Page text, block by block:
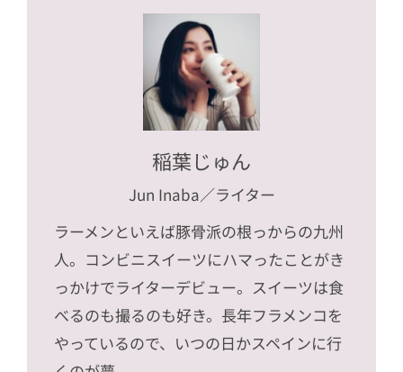
稲葉じゅん
Jun Inaba／ライター
ラーメンといえば豚骨派の根っからの九州
人。コンビニスイーツにハマったことがき
っかけでライターデビュー。スイーツは食
べるのも撮るのも好き。長年フラメンコを
やっているので、いつの日かスペインに行